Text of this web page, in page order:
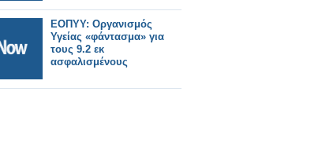
ΕΟΠΥΥ: Οργανισμός
Υγείας «φάντασμα» για
τους 9.2 εκ
ασφαλισμένους